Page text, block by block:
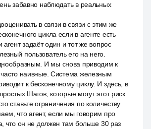
забавно наблюдать в реальных
в связи в связи с этим же
цикла если в агенте есть
агент задаёт один и тот же вопрос
пользователь его на него.
И мы снова приводим к
наивные. Система железным
к бесконечному циклу. И здесь, в
Шагов, которые могут этот риск
ставьте ограничения по количеству
что агент, если мы говорим про
что он не должен там больше 30 раз